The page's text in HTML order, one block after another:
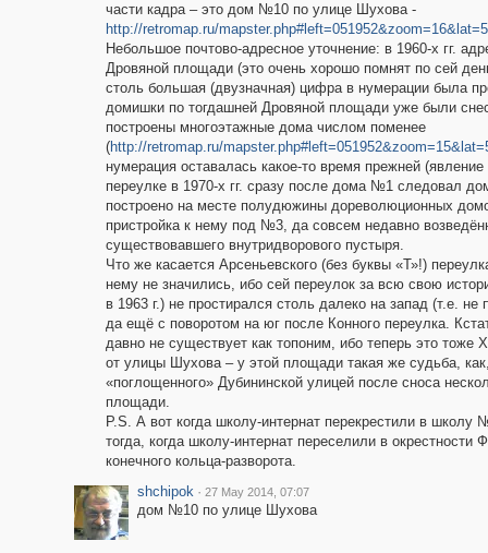
части кадра – это дом №10 по улице Шухова -
http://retromap.ru/
Небольшое почтово-адресное уточнение: в 1960-х гг.
Дровяной площади (это очень хорошо помнят по сей
столь большая (двузначная) цифра в нумерации была
домишки по тогдашней Дровяной площади уже были
построены многоэтажные дома числом поменее
(http://retromap.ru/
нумерация оставалась какое-то время прежней
переулке в 1970-х гг. сразу после дома №1 следовал
построено на месте полудюжины дореволюционных
пристройка к нему под №3, да совсем недавно
существовавшего внутридворового пустыря.
Что же касается Арсеньевского (без буквы «Т»!)
нему не значились, ибо сей переулок за всю свою
в 1963 г.) не простирался столь далеко на запад (т.е.
да ещё с поворотом на юг после Конного переулка.
давно не существует как топоним, ибо теперь это тоже
от улицы Шухова – у этой площади такая же судьба,
«поглощенного» Дубининской улицей после сноса
площади.
P.S. А вот когда школу-интернат перекрестили в
тогда, когда школу-интернат переселили в окрестности
конечного кольца-разворота.
shchipok · 27 May 2014, 07:07
дом №10 по улице Шухова